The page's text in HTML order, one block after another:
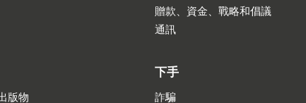
贈款、資金、戰略和倡議
通訊
版物
下手
詐騙